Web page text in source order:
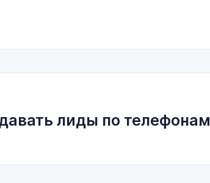
лиды по телефонам